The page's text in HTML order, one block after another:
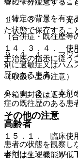
管に十分注意するこ
１４．３．３． 光
た状態で保存するこ
１４．３．４． 使
主治医の指示に従う
（取扱い上の注意）
外箱開封後は遮光し
その他の注意
１５．１． 臨床使
本剤はｖｏｎ Ｗｉ
（特定の背景を有す
（合併症・既往歴等
９．１．１． マウ
剤に過敏症又はハム
歴のある患者。
９．１．２． 本剤
症の既往歴のある患
高齢者
患者の状態を観察し
者では生理機能が低